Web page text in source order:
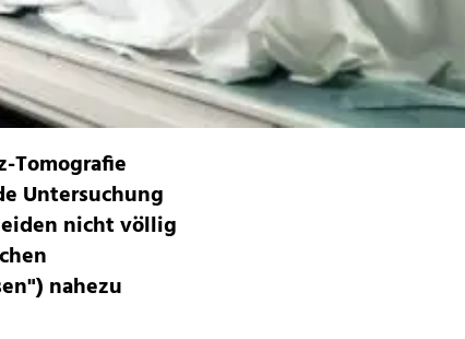
Tomografie
Untersuchung
nicht völlig
nahezu